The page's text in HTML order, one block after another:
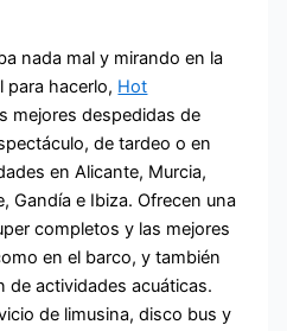
nada mal y mirando en la
para hacerlo, Hot
mejores despedidas de
de tardeo o en
en Alicante, Murcia,
Gandía e Ibiza. Ofrecen una
completos y las mejores
en el barco, y también
actividades acuáticas.
de limusina, disco bus y